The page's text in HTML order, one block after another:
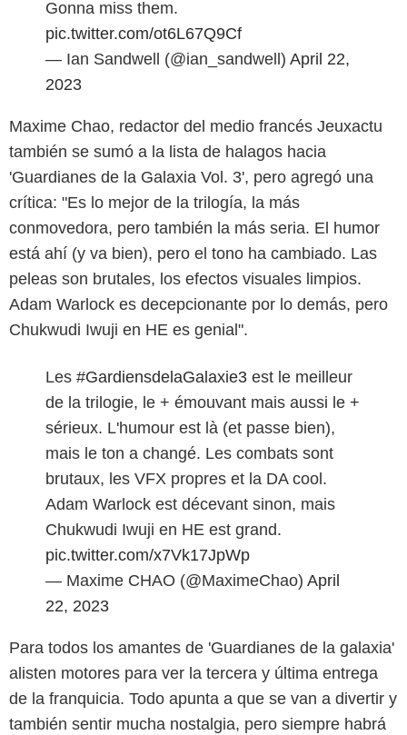
Gonna miss them.
pic.twitter.com/ot6L67Q9Cf
— Ian Sandwell (@ian_sandwell) April 22,
2023
Maxime Chao, redactor del medio francés Jeuxactu
también se sumó a la lista de halagos hacia
'Guardianes de la Galaxia Vol. 3', pero agregó una
crítica: "Es lo mejor de la trilogía, la más
conmovedora, pero también la más seria. El humor
está ahí (y va bien), pero el tono ha cambiado. Las
peleas son brutales, los efectos visuales limpios.
Adam Warlock es decepcionante por lo demás, pero
Chukwudi Iwuji en HE es genial".
Les #GardiensdelaGalaxie3 est le meilleur
de la trilogie, le + émouvant mais aussi le +
sérieux. L'humour est là (et passe bien),
mais le ton a changé. Les combats sont
brutaux, les VFX propres et la DA cool.
Adam Warlock est décevant sinon, mais
Chukwudi Iwuji en HE est grand.
pic.twitter.com/x7Vk17JpWp
— Maxime CHAO (@MaximeChao) April
22, 2023
Para todos los amantes de 'Guardianes de la galaxia'
alisten motores para ver la tercera y última entrega
de la franquicia. Todo apunta a que se van a divertir y
también sentir mucha nostalgia, pero siempre habrá